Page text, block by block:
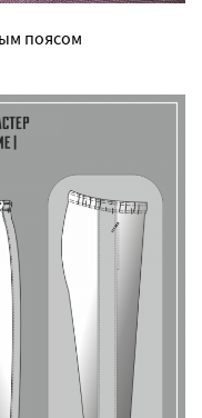
поясом